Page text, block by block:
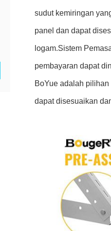
sudut kemiringan
panel dan dapat
logam.Sistem
pembayaran dapat
BoYue adalah
dapat disesuaikan